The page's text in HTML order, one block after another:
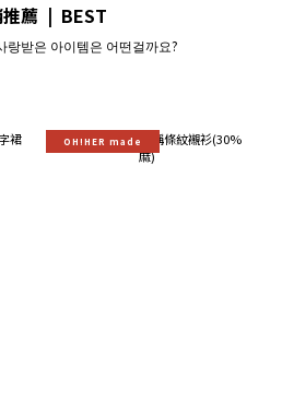
推薦 | BEST
랑받은 아이템은 어떤걸까요?
OH!HER made